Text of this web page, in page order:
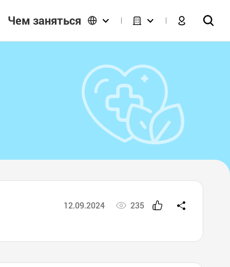
Чем заняться
12.09.2024 235